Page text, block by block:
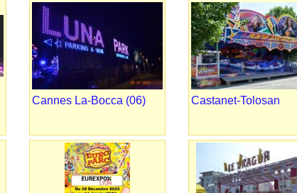
Cannes La-Bocca (06) Castanet-Tolosan